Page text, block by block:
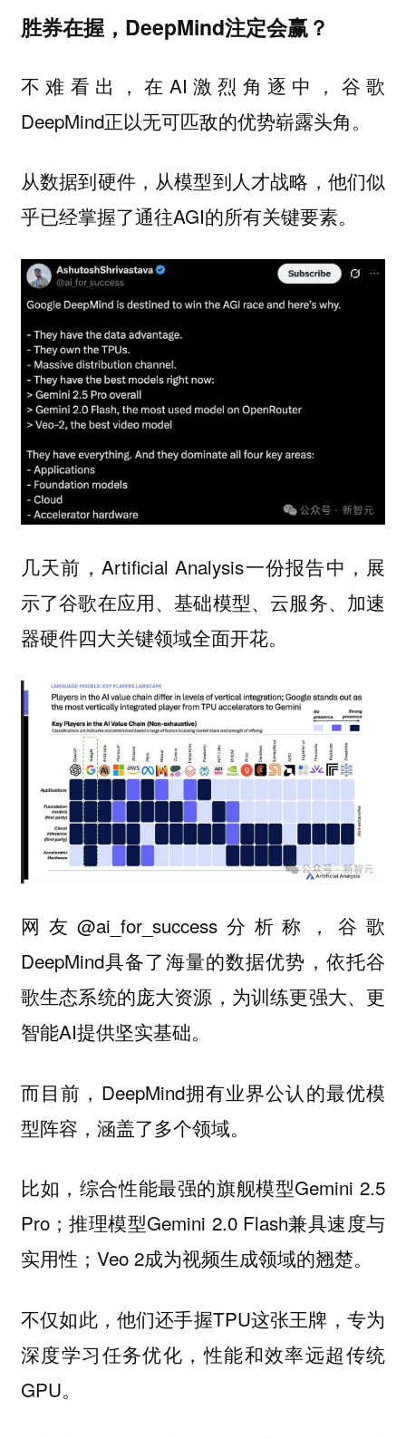
胜券在握，DeepMind注定会赢？
不难看出，在AI激烈角逐中，谷歌
DeepMind正以无可匹敌的优势崭露头角。
从数据到硬件，从模型到人才战略，他们似
乎已经掌握了通往AGI的所有关键要素。
几天前，Artificial Analysis一份报告中，展
示了谷歌在应用、基础模型、云服务、加速
器硬件四大关键领域全面开花。
网友@ai_for_success分析称，谷歌
DeepMind具备了海量的数据优势，依托谷
歌生态系统的庞大资源，为训练更强大、更
智能AI提供坚实基础。
而目前，DeepMind拥有业界公认的最优模
型阵容，涵盖了多个领域。
比如，综合性能最强的旗舰模型Gemini 2.5
Pro；推理模型Gemini 2.0 Flash兼具速度与
实用性；Veo 2成为视频生成领域的翘楚。
不仅如此，他们还手握TPU这张王牌，专为
深度学习任务优化，性能和效率远超传统
GPU。